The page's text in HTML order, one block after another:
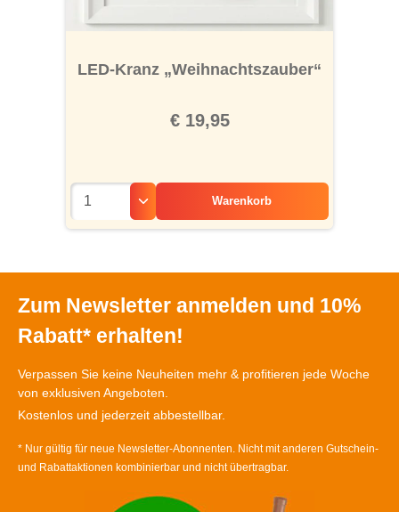
LED-Kranz „Weihnachtszauber“
€ 19,95
Warenkorb
Zum Newsletter anmelden und 10%
Rabatt* erhalten!
Verpassen Sie keine Neuheiten mehr & profitieren jede Woche
von exklusiven Angeboten.
Kostenlos und jederzeit abbestellbar.
* Nur gültig für neue Newsletter-Abonnenten. Nicht mit anderen Gutschein-
und Rabattaktionen kombinierbar und nicht übertragbar.